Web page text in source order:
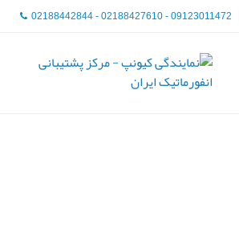
02188442844 - 02188427610 - 09123011472